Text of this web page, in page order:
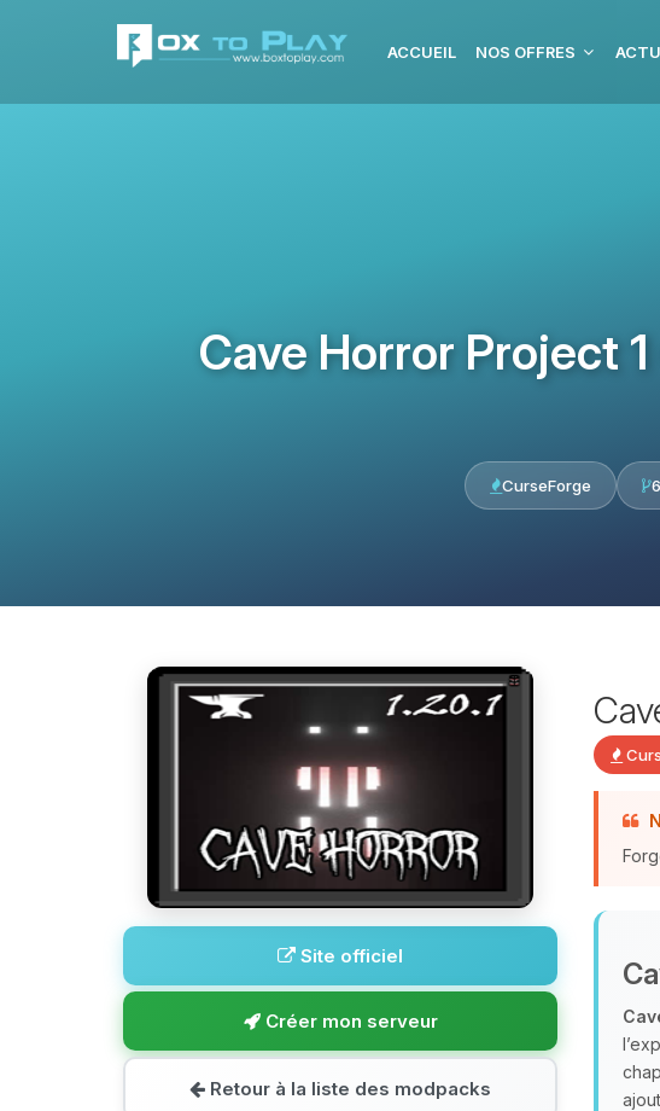
ACCUEIL NOS OFFRES
Cave Horror Project
CurseForge
Site officiel
Créer mon serveur
Retour à la liste des modpacks